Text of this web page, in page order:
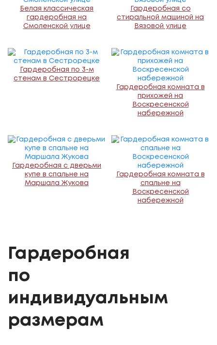
Белая классическая
гардеробная на
Смоленской улице
Гардеробная со
стиральной машиной на
Вязовой улице
Гардеробная по 3-м
стенам в Сестрорецке
Гардеробная комната в
прихожей на
Воскресенской
набережной
Гардеробная с дверьми
купе в спальне на
Маршала Жукова
Гардеробная комната в
спальне на
Воскресенской
набережной
Гардеробная
по
индивидуальным
размерам